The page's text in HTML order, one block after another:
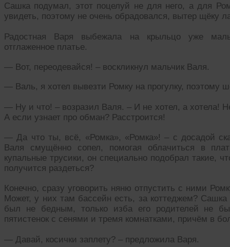
Сашка подумал, этот поцелуй не для него, а для
увидеть, поэтому не очень обрадовался, вытер щёку
Радостная Варя выбежала на крыльцо уже
отглаженное платье.
— Вот, переодевайся! – воскликнул мальчик Валя.
— Валь, я хотел вывезти Ромку на прогулку, поэтому
— Ну и что! – возразил Валя. – И не хотел, а хотела!
А если узнает про обман? Расстроится!
— Да что ты, всё, «Ромка», «Ромка»! – с досадой
Валя смущённо сопел, помогая облачиться в
купальные трусики, он специально подобрал такие,
получится раздеться?
Конечно, сразу уговорить няню отпустить с ними
Может, у них там бассейн есть, за коттеджем?
был не бедным, только изба его родителей не
пятистенок с сенями и тремя комнатками, причём в
— Давай, косички заплету? – предложила Варя.